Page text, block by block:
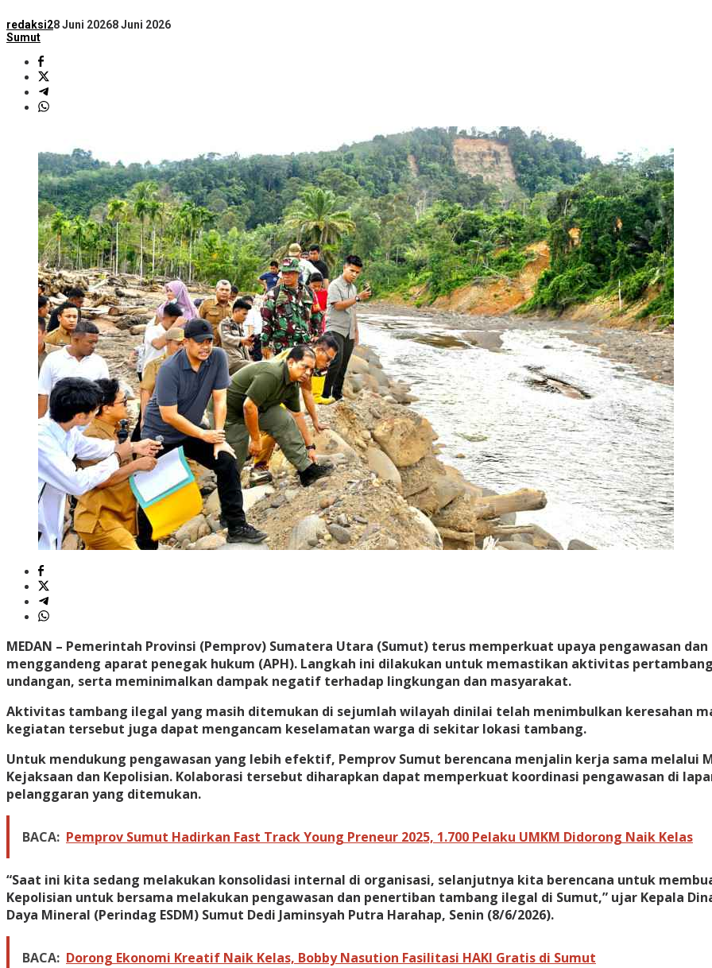
redaksi28 Juni 20268 Juni 2026
Sumut
MEDAN – Pemerintah Provinsi (Pemprov) Sumatera Utara (Sumut) terus memperkuat upaya pengawasan
menggandeng aparat penegak hukum (APH). Langkah ini dilakukan untuk memastikan aktivitas
undangan, serta meminimalkan dampak negatif terhadap lingkungan dan masyarakat.
Aktivitas tambang ilegal yang masih ditemukan di sejumlah wilayah dinilai telah menimbulkan keresahan
kegiatan tersebut juga dapat mengancam keselamatan warga di sekitar lokasi tambang.
Untuk mendukung pengawasan yang lebih efektif, Pemprov Sumut berencana menjalin kerja sama melalui
Kejaksaan dan Kepolisian. Kolaborasi tersebut diharapkan dapat memperkuat koordinasi pengawasan di
pelanggaran yang ditemukan.
BACA: Pemprov Sumut Hadirkan Fast Track Young Preneur 2025, 1.700 Pelaku UMKM Didorong Naik Kelas
“Saat ini kita sedang melakukan konsolidasi internal di organisasi, selanjutnya kita berencana untuk
Kepolisian untuk bersama melakukan pengawasan dan penertiban tambang ilegal di Sumut,” ujar Kepala
Daya Mineral (Perindag ESDM) Sumut Dedi Jaminsyah Putra Harahap, Senin (8/6/2026).
BACA: Dorong Ekonomi Kreatif Naik Kelas, Bobby Nasution Fasilitasi HAKI Gratis di Sumut